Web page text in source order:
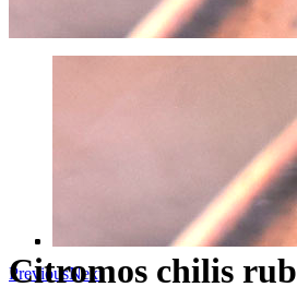
PreviousNext
Citromos chilis rub